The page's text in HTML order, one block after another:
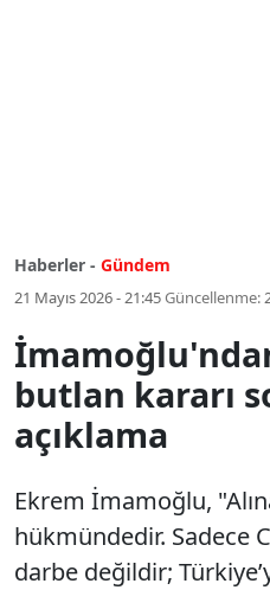
Haberler - Gündem
21 Mayıs 2026 - 21:45Güncellenme:
butlan kararı
açıklama
Ekrem İmamoğlu,
hükmündedir. Sadece
darbe değildir;